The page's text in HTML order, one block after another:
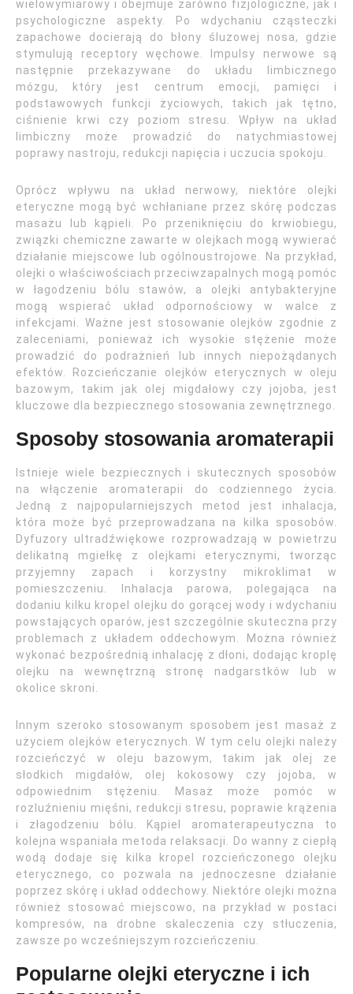
wielowymiarowy i obejmuje zarówno fizjologiczne, jak i
psychologiczne aspekty. Po wdychaniu cząsteczki
zapachowe docierają do błony śluzowej nosa, gdzie
stymulują receptory węchowe. Impulsy nerwowe są
następnie przekazywane do układu limbicznego
mózgu, który jest centrum emocji, pamięci i
podstawowych funkcji życiowych, takich jak tętno,
ciśnienie krwi czy poziom stresu. Wpływ na układ
limbiczny może prowadzić do natychmiastowej
poprawy nastroju, redukcji napięcia i uczucia spokoju.
Oprócz wpływu na układ nerwowy, niektóre olejki
eteryczne mogą być wchłaniane przez skórę podczas
masażu lub kąpieli. Po przeniknięciu do krwiobiegu,
związki chemiczne zawarte w olejkach mogą wywierać
działanie miejscowe lub ogólnoustrojowe. Na przykład,
olejki o właściwościach przeciwzapalnych mogą pomóc
w łagodzeniu bólu stawów, a olejki antybakteryjne
mogą wspierać układ odpornościowy w walce z
infekcjami. Ważne jest stosowanie olejków zgodnie z
zaleceniami, ponieważ ich wysokie stężenie może
prowadzić do podrażnień lub innych niepożądanych
efektów. Rozcieńczanie olejków eterycznych w oleju
bazowym, takim jak olej migdałowy czy jojoba, jest
kluczowe dla bezpiecznego stosowania zewnętrznego.
Sposoby stosowania aromaterapii
Istnieje wiele bezpiecznych i skutecznych sposobów
na włączenie aromaterapii do codziennego życia.
Jedną z najpopularniejszych metod jest inhalacja,
która może być przeprowadzana na kilka sposobów.
Dyfuzory ultradźwiękowe rozprowadzają w powietrzu
delikatną mgiełkę z olejkami eterycznymi, tworząc
przyjemny zapach i korzystny mikroklimat w
pomieszczeniu. Inhalacja parowa, polegająca na
dodaniu kilku kropel olejku do gorącej wody i wdychaniu
powstających oparów, jest szczególnie skuteczna przy
problemach z układem oddechowym. Można również
wykonać bezpośrednią inhalację z dłoni, dodając kroplę
olejku na wewnętrzną stronę nadgarstków lub w
okolice skroni.
Innym szeroko stosowanym sposobem jest masaż z
użyciem olejków eterycznych. W tym celu olejki należy
rozcieńczyć w oleju bazowym, takim jak olej ze
słodkich migdałów, olej kokosowy czy jojoba, w
odpowiednim stężeniu. Masaż może pomóc w
rozluźnieniu mięśni, redukcji stresu, poprawie krążenia
i złagodzeniu bólu. Kąpiel aromaterapeutyczna to
kolejna wspaniała metoda relaksacji. Do wanny z ciepłą
wodą dodaje się kilka kropel rozcieńczonego olejku
eterycznego, co pozwala na jednoczesne działanie
poprzez skórę i układ oddechowy. Niektóre olejki można
również stosować miejscowo, na przykład w postaci
kompresów, na drobne skaleczenia czy stłuczenia,
zawsze po wcześniejszym rozcieńczeniu.
Popularne olejki eteryczne i ich